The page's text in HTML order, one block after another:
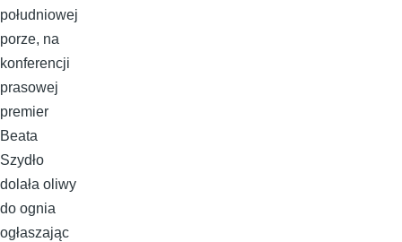
południowej
porze, na
konferencji
prasowej
premier
Beata
Szydło
dolała oliwy
do ognia
ogłaszając